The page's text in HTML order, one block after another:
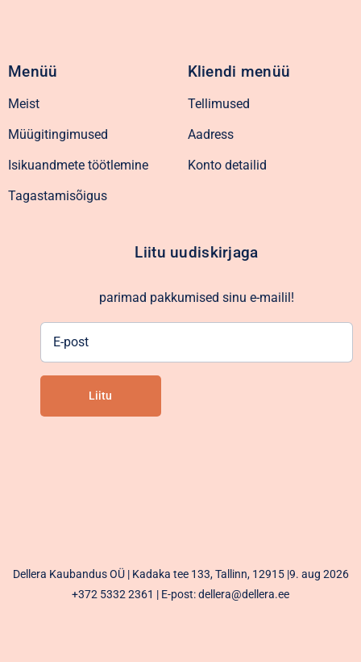
Menüü
Meist
Müügitingimused
Isikuandmete töötlemine
Tagastamisõigus
Kliendi menüü
Tellimused
Aadress
Konto detailid
Liitu uudiskirjaga
parimad pakkumised sinu e-mailil!
Liitu
Dellera Kaubandus OÜ | Kadaka tee 133, Tallinn, 12915 |9. aug 2026
+372 5332 2361 | E-post: dellera@dellera.ee